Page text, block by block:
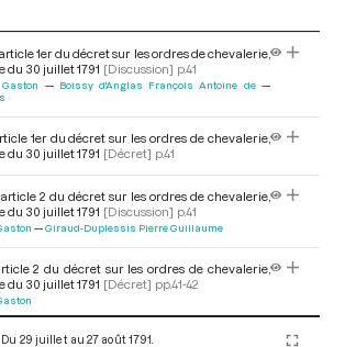
1er du décret sur les ordres de chevalerie,
du 30 juillet 1791 [Discussion] p.41
Boissy d'Anglas François Antoine de
1er du décret sur les ordres de chevalerie,
du 30 juillet 1791 [Décret] p.41
2 du décret sur les ordres de chevalerie,
du 30 juillet 1791 [Discussion] p.41
Giraud-Duplessis Pierre Guillaume
2 du décret sur les ordres de chevalerie,
du 30 juillet 1791 [Décret] pp.41-42
3 du décret sur les ordres de chevalerie,
29 juillet au 27 août 1791.